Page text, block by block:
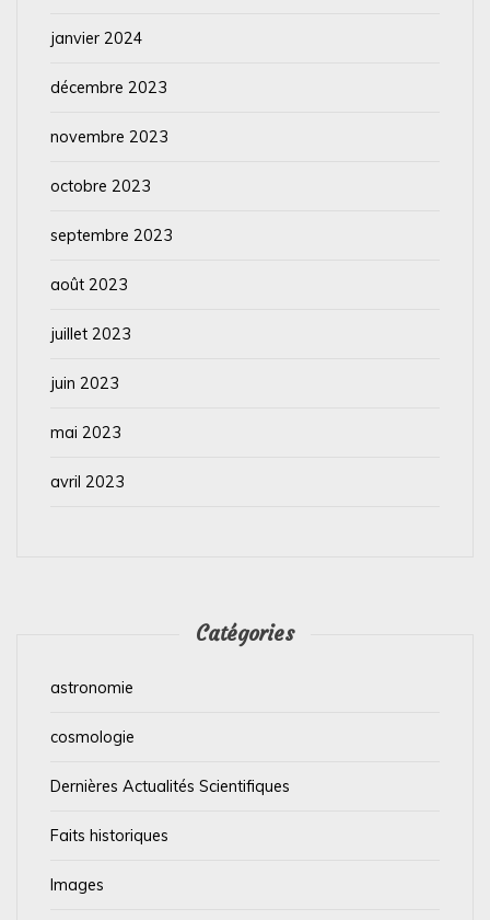
janvier 2024
décembre 2023
novembre 2023
octobre 2023
septembre 2023
août 2023
juillet 2023
juin 2023
mai 2023
avril 2023
Catégories
astronomie
cosmologie
Dernières Actualités Scientifiques
Faits historiques
Images